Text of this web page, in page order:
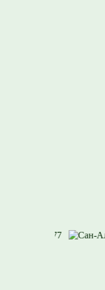
8-812-716-1577